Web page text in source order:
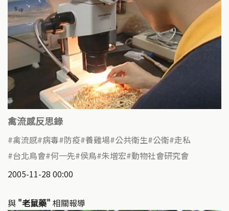
禽流感反思錄
禽流感 病毒 防疫 養雞場 公共衛生 公衛 走私
台北鳥會 何一先 侯鳥 朱增宏 動物社會研究會
2005-11-28 00:00
與 "老鼠藥" 相關報導